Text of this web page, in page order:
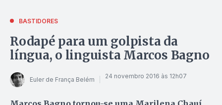
BASTIDORES
Rodapé para um golpista da
língua, o linguista Marcos Bagno
Euler de França Belém 24 novembro 2016 às 12h07